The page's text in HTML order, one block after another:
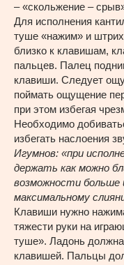
– «скольжение –
Для исполнения
туше «нажим» и штрих
близко к клавишам,
пальцев. Палец
клавиши. Следует
поймать ощущение
при этом избегая
Необходимо
избегать наслоения
Игумнов: «при
держать как можно
возможности больше
максимальному
Клавиши нужно
тяжести руки на
туше». Ладонь
клавишей. Пальцы